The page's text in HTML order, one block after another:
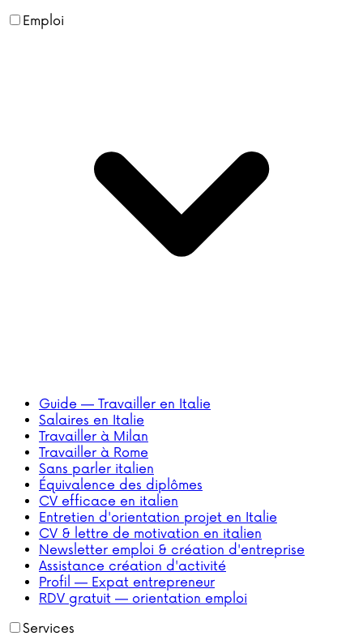
Emploi
Guide — Travailler en Italie
Salaires en Italie
Travailler à Milan
Travailler à Rome
Sans parler italien
Équivalence des diplômes
CV efficace en italien
Entretien d'orientation projet en Italie
CV & lettre de motivation en italien
Newsletter emploi & création d'entreprise
Assistance création d'activité
Profil — Expat entrepreneur
RDV gratuit — orientation emploi
Services